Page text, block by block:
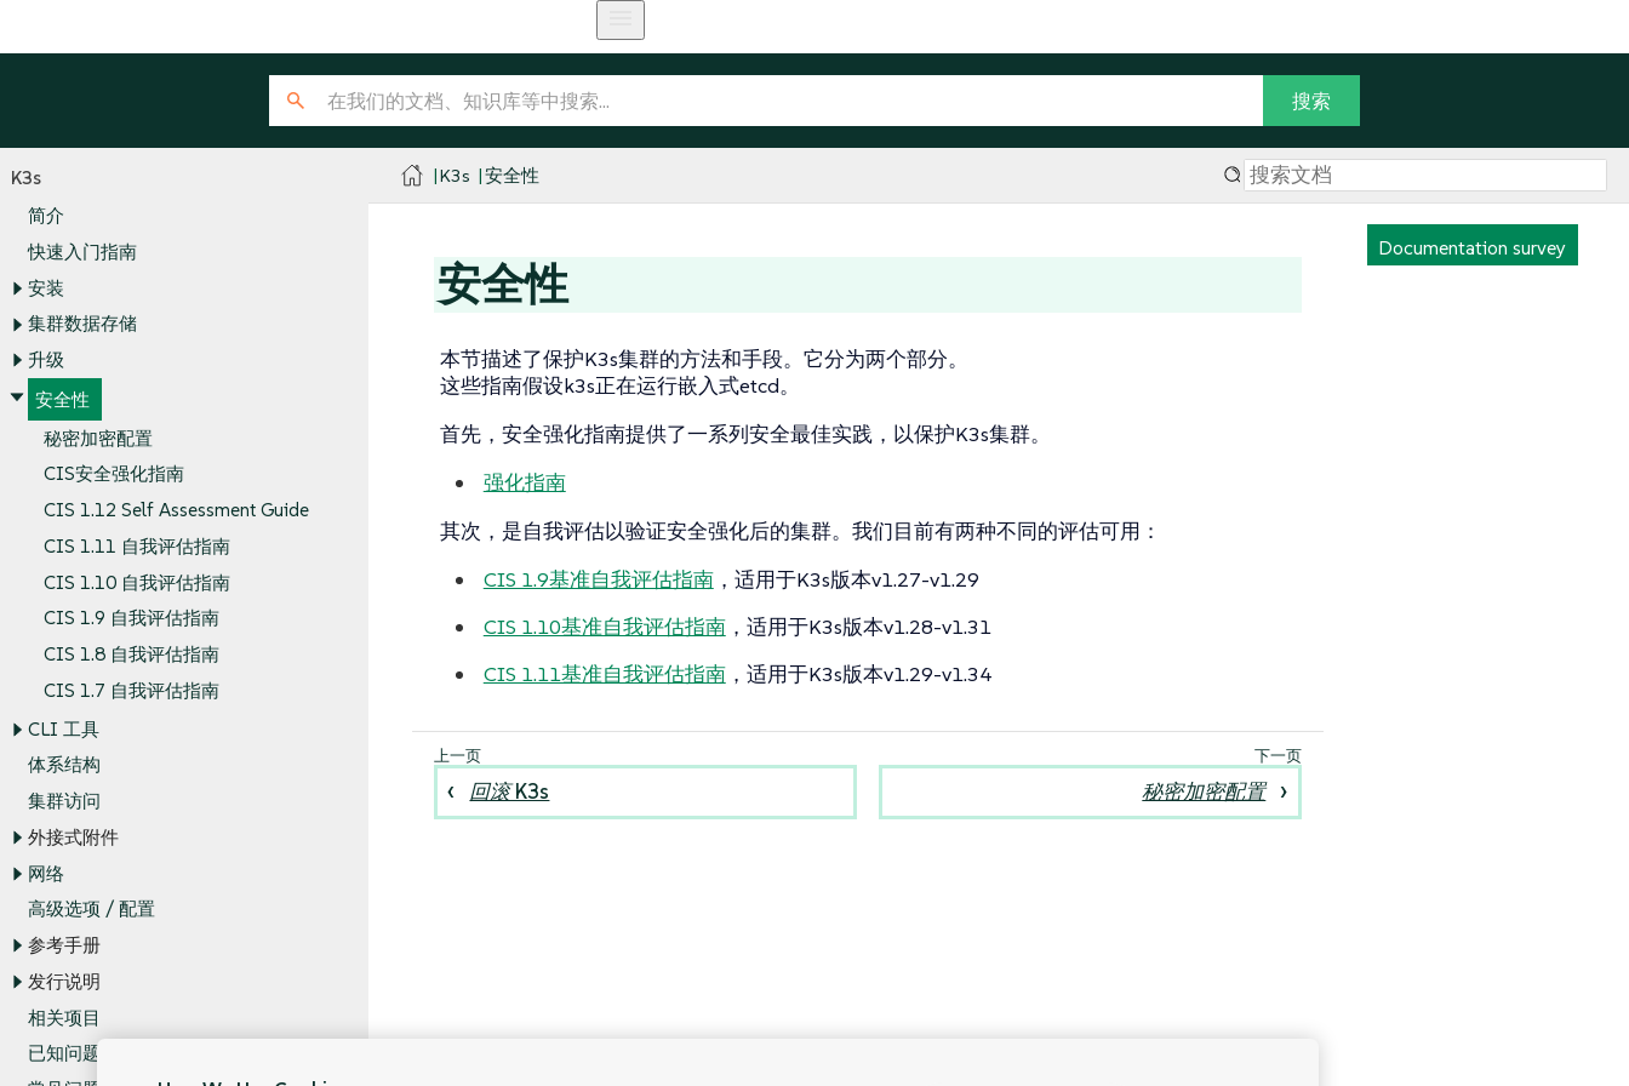
K3s
简介
快速入门指南
安装
集群数据存储
升级
安全性
秘密加密配置
CIS安全强化指南
CIS 1.12 Self Assessment Guide
CIS 1.11 自我评估指南
CIS 1.10 自我评估指南
CIS 1.9 自我评估指南
CIS 1.8 自我评估指南
CIS 1.7 自我评估指南
CLI 工具
体系结构
集群访问
外接式附件
网络
高级选项 / 配置
参考手册
发行说明
相关项目
已知问题
K3s 安全性
Documentation survey
安全性
本节描述了保护K3s集群的方法和手段。它分为两个部分。
这些指南假设k3s正在运行嵌入式etcd。
首先，安全强化指南提供了一系列安全最佳实践，以保护K3s集群。
强化指南
其次，是自我评估以验证安全强化后的集群。我们目前有两种不同的评估可用：
CIS 1.9基准自我评估指南，适用于K3s版本v1.27-v1.29
CIS 1.10基准自我评估指南，适用于K3s版本v1.28-v1.31
CIS 1.11基准自我评估指南，适用于K3s版本v1.29-v1.34
回滚 K3s 秘密加密配置